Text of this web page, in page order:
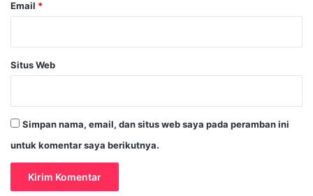
Email *
Situs Web
Simpan nama, email, dan situs web saya pada peramban ini
untuk komentar saya berikutnya.